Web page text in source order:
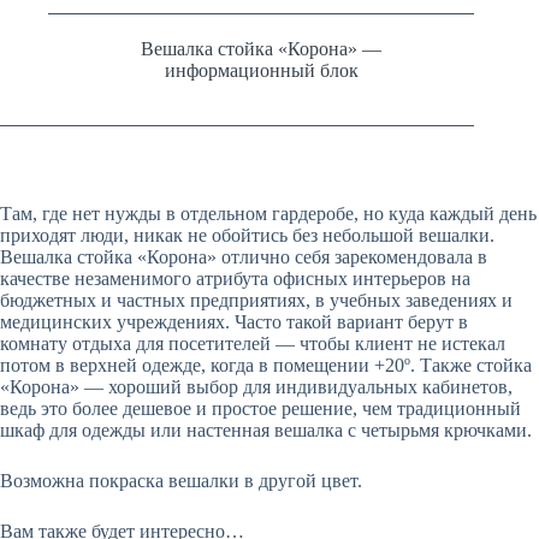
Вешалка стойка «Корона» —
информационный блок
Там, где нет нужды в отдельном гардеробе, но куда каждый день
приходят люди, никак не обойтись без небольшой вешалки.
Вешалка стойка «Корона» отлично себя зарекомендовала в
качестве незаменимого атрибута офисных интерьеров на
бюджетных и частных предприятиях, в учебных заведениях и
медицинских учреждениях. Часто такой вариант берут в
комнату отдыха для посетителей — чтобы клиент не истекал
потом в верхней одежде, когда в помещении +20º. Также стойка
«Корона» — хороший выбор для индивидуальных кабинетов,
ведь это более дешевое и простое решение, чем традиционный
шкаф для одежды или настенная вешалка с четырьмя крючками.
Возможна покраска вешалки в другой цвет.
Вам также будет интересно…